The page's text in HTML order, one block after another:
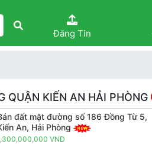
Đăng Tin
QUẬN KIẾN AN HẢI PHÒNG
đất mặt đường số 186 Đồng Từ 5,
An, Hải Phòng
VNĐ